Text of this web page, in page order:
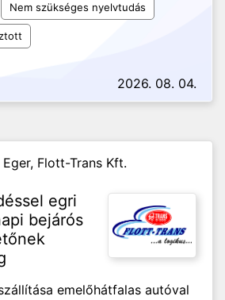
Nem szükséges nyelvtudás
2026. 08. 04.
Eger, Flott-Trans Kft.
egri
bejárós
emelőhátfalas autóval